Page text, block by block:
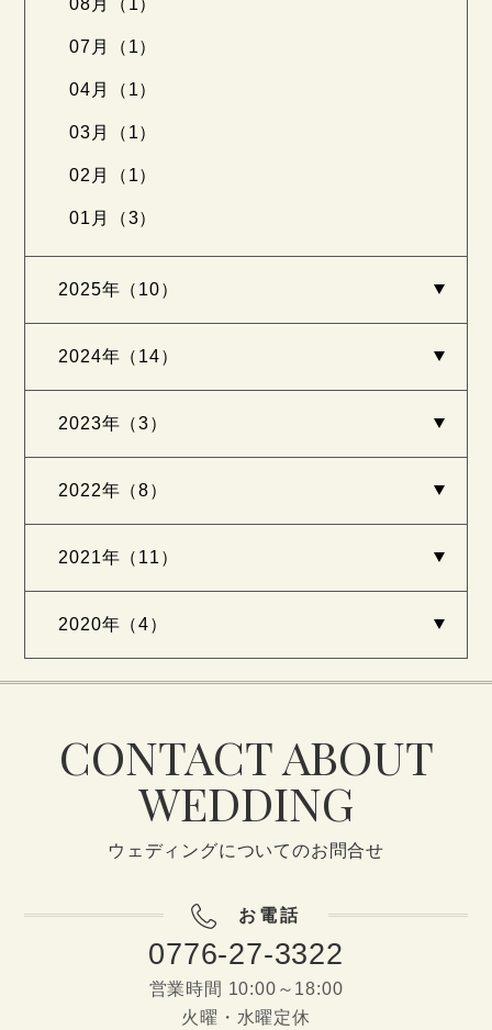
08月（1）
07月（1）
04月（1）
03月（1）
02月（1）
01月（3）
2025年（10）
2024年（14）
2023年（3）
2022年（8）
2021年（11）
2020年（4）
CONTACT ABOUT
WEDDING
ウェディングについてのお問合せ
お電話
0776-27-3322
営業時間 10:00～18:00
火曜・水曜定休